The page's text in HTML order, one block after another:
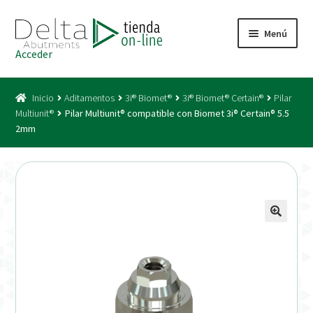
a
la
navegación
al
contenido
Menú
Acceso
Catálogo
Acceder
Inicio Aditamentos 3i® Biomet® 3i® Biomet® Certain®
Pilar
Multiunit®
Pilar Multiunit® compatible con Biomet 3i® Certain® 5.5
2mm